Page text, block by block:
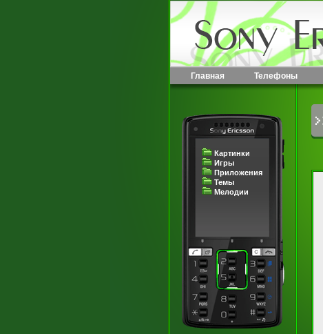
Главная Телефоны
Картинки
Игры
Приложения
Темы
Мелодии